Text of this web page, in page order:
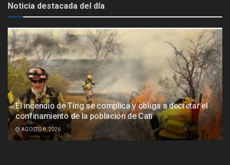
Noticia destacada del día
El incendio de Tírig se complica y obliga a decretar el
confinamiento de la población de Catí
AGOSTO 8, 2026